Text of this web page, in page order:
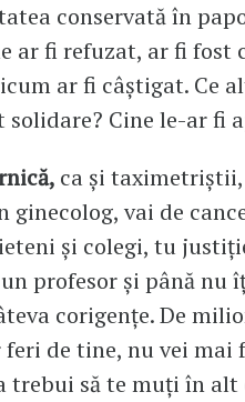
conservată în
ar fi refuzat, ar fi fost
ar fi câştigat. Ce
solidare? Cine le-ar fi
ca şi
ginecolog, vai de
şi colegi, tu
profesor şi până nu
corigenţe. De
de tine, nu vei mai
trebui să te muţi în alt